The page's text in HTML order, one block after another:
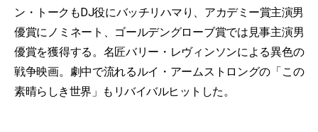
ン・トークもDJ役にバッチリハマり、アカデミー賞主演男
優賞にノミネート、ゴールデングローブ賞では見事主演男
優賞を獲得する。名匠バリー・レヴィンソンによる異色の
戦争映画。劇中で流れるルイ・アームストロングの「この
素晴らしき世界」もリバイバルヒットした。